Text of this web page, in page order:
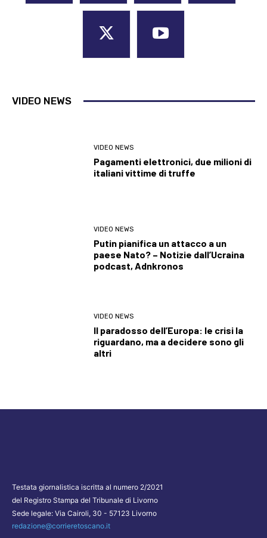
VIDEO NEWS
VIDEO NEWS
Pagamenti elettronici, due milioni di
italiani vittime di truffe
VIDEO NEWS
Putin pianifica un attacco a un
paese Nato? – Notizie dall’Ucraina
podcast, Adnkronos
VIDEO NEWS
Il paradosso dell’Europa: le crisi la
riguardano, ma a decidere sono gli
altri
Testata giornalistica iscritta al numero 2/2021
del Registro Stampa del Tribunale di Livorno
Sede legale: Via Cairoli, 30 - 57123 Livorno
redazione@corrieretoscano.it